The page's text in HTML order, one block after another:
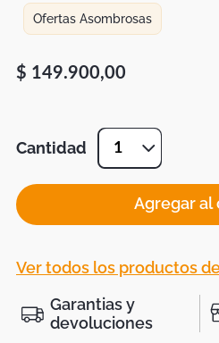
Ofertas Asombrosas
$ 149.900,00
Cantidad 1
Agregar al
Ver todos los productos
Garantias y
devoluciones